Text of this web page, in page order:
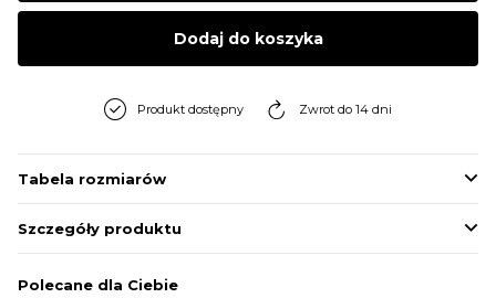
Dodaj do koszyka
Produkt dostępny Zwrot do 14 dni
Tabela rozmiarów
Szczegóły produktu
Polecane dla Ciebie